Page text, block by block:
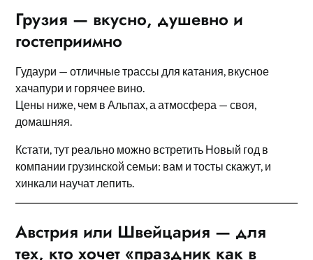
Грузия — вкусно, душевно и
гостеприимно
Гудаури — отличные трассы для катания, вкусное
хачапури и горячее вино.
Цены ниже, чем в Альпах, а атмосфера — своя,
домашняя.
Кстати, тут реально можно встретить Новый год в
компании грузинской семьи: вам и тосты скажут, и
хинкали научат лепить.
Австрия или Швейцария — для
тех, кто хочет «праздник как в